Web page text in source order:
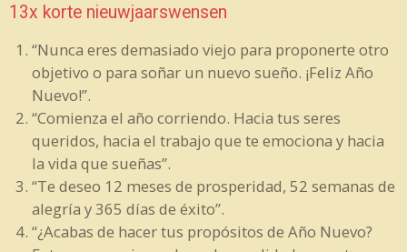
13x korte nieuwjaarswensen
“Nunca eres demasiado viejo para proponerte otro
objetivo o para soñar un nuevo sueño. ¡Feliz Año
Nuevo!”.
“Comienza el año corriendo. Hacia tus seres
queridos, hacia el trabajo que te emociona y hacia
la vida que sueñas”.
“Te deseo 12 meses de prosperidad, 52 semanas de
alegría y 365 días de éxito”.
“¿Acabas de hacer tus propósitos de Año Nuevo?